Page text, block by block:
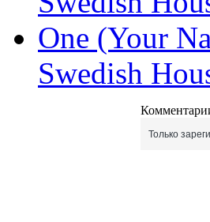
One (Your
Swedish
Только